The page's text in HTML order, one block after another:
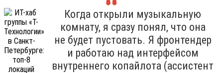
Когда открыли музыкальную
комнату, я сразу понял, что она
не будет пустовать. Я фронтендер
и работаю над интерфейсом
внутреннего копайлота (ассистент